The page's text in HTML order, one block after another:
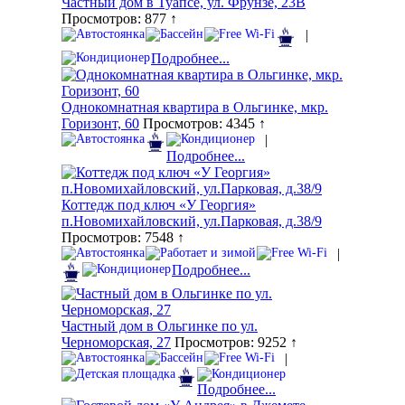
Просмотров: 877 ↑
|
Подробнее...
Однокомнатная квартира в Ольгинке, мкр.
Горизонт, 60 Просмотров: 4345 ↑
|
Подробнее...
Коттедж под ключ «У Георгия»
п.Новомихайловский, ул.Парковая, д.38/9
Просмотров: 7548 ↑
|
Подробнее...
Частный дом в Ольгинке по ул.
Черноморская, 27 Просмотров: 9252 ↑
|
Подробнее...